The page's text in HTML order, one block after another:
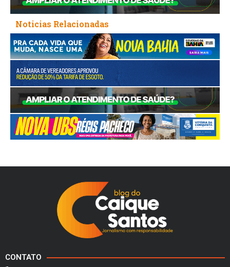
Noticias Relacionadas
CONTATO